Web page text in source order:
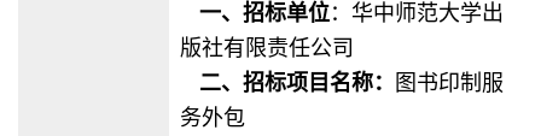
一、招标单位：华中师范大学出
版社有限责任公司
二、招标项目名称：
图书印制服
务外包